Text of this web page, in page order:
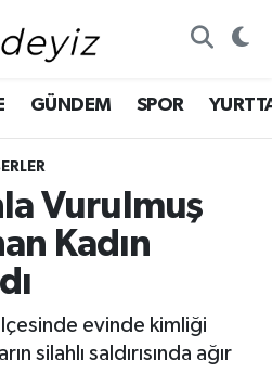
GÜNDEM SPOR
Vurulmuş
Kadın
evinde kimliği
silahlı saldırısında ağır
Haritası
ve Fikstür